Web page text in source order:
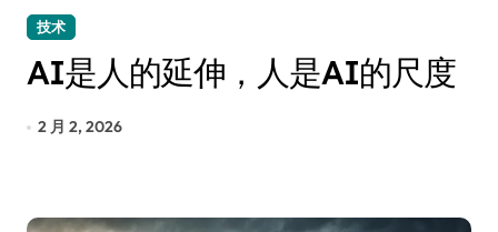
技术
AI是人的延伸，人是AI的尺度
2 月 2, 2026